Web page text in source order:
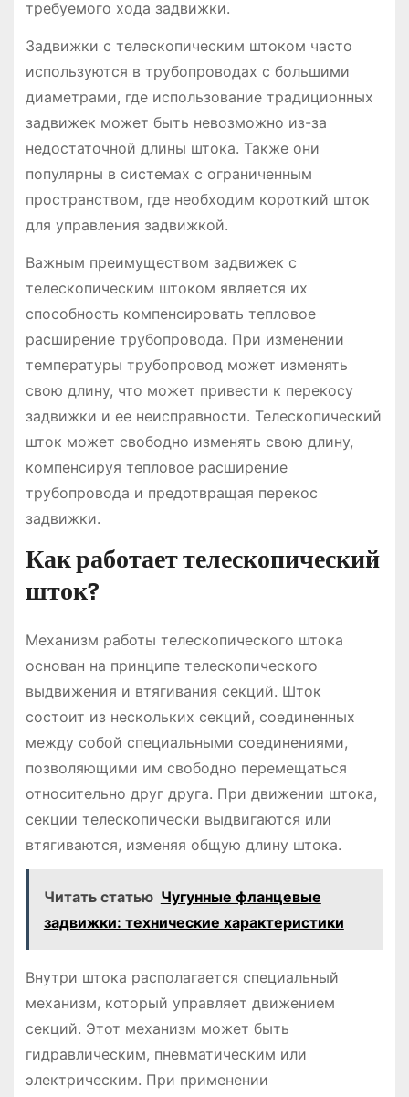
требуемого хода задвижки.
Задвижки с телескопическим штоком часто
используются в трубопроводах с большими
диаметрами, где использование традиционных
задвижек может быть невозможно из-за
недостаточной длины штока. Также они
популярны в системах с ограниченным
пространством, где необходим короткий шток
для управления задвижкой.
Важным преимуществом задвижек с
телескопическим штоком является их
способность компенсировать тепловое
расширение трубопровода. При изменении
температуры трубопровод может изменять
свою длину, что может привести к перекосу
задвижки и ее неисправности. Телескопический
шток может свободно изменять свою длину,
компенсируя тепловое расширение
трубопровода и предотвращая перекос
задвижки.
Как работает телескопический
шток?
Механизм работы телескопического штока
основан на принципе телескопического
выдвижения и втягивания секций. Шток
состоит из нескольких секций, соединенных
между собой специальными соединениями,
позволяющими им свободно перемещаться
относительно друг друга. При движении штока,
секции телескопически выдвигаются или
втягиваются, изменяя общую длину штока.
Читать статью Чугунные фланцевые
задвижки: технические характеристики
Внутри штока располагается специальный
механизм, который управляет движением
секций. Этот механизм может быть
гидравлическим, пневматическим или
электрическим. При применении